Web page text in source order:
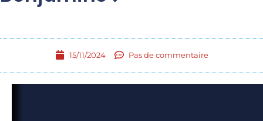
15/11/2024 Pas de commentaire